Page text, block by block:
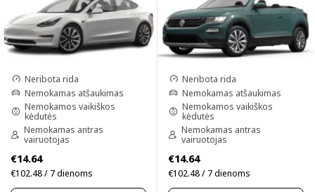
Neribota rida
Nemokamas atšaukimas
Nemokamos vaikiškos
kėdutės
Nemokamas antras
vairuotojas
€14.64
€102.48 / 7 dienoms
Neribota rida
Nemokamas atšaukimas
Nemokamos vaikiškos
kėdutės
Nemokamas antras
vairuotojas
€14.64
€102.48 / 7 dienoms